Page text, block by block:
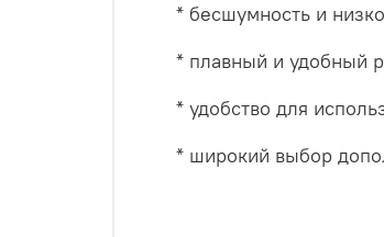
* бесшумность и
* плавный и удобный
* удобство для
* широкий выбор